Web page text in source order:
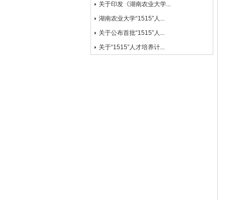
关于印发《湖南农业大学...
湖南农业大学“1515”人...
关于公布首批“1515”人...
关于“1515”人才培养计...